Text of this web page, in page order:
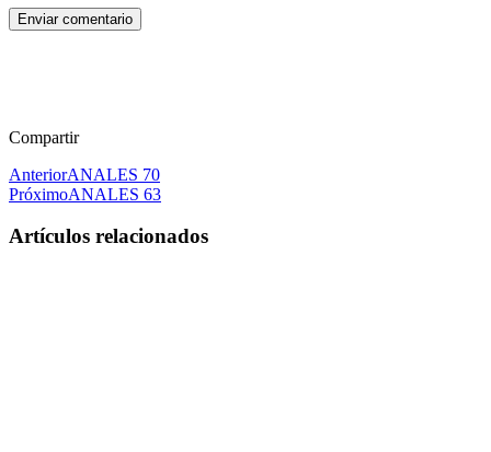
Enviar comentario
Compartir
AnteriorANALES 70
PróximoANALES 63
Artículos relacionados